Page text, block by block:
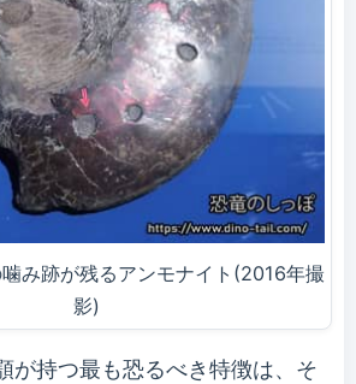
み跡が残るアンモナイト(2016年撮
影)
が持つ最も恐るべき特徴は、そ